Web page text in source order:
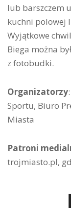
lub barszczem
kuchni polowej
Wyjątkowe
Biega można
z fotobudki.
Organizatorzy
Sportu, Biuro
Miasta
Patroni
trojmiasto.pl,